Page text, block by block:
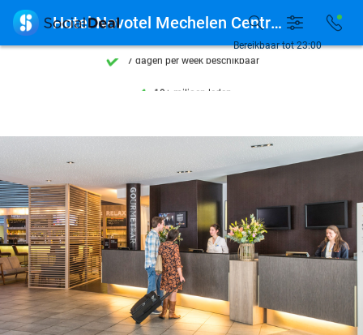
7 dagen per week beschikbaarBereikbaar tot 23:00
 Hotel Novotel Mechelen Centrum